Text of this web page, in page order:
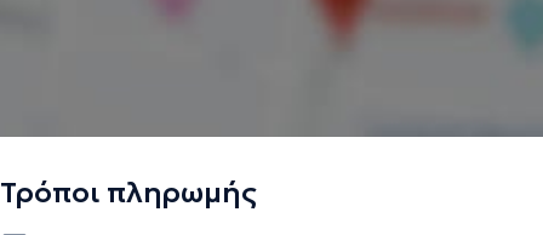
Τρόποι πληρωμής